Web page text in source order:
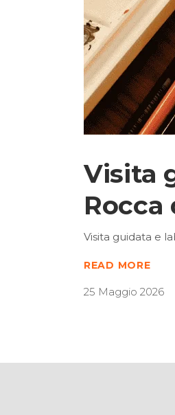
Visita
Rocca
Visita guidata e
READ MORE
25 Maggio 2026